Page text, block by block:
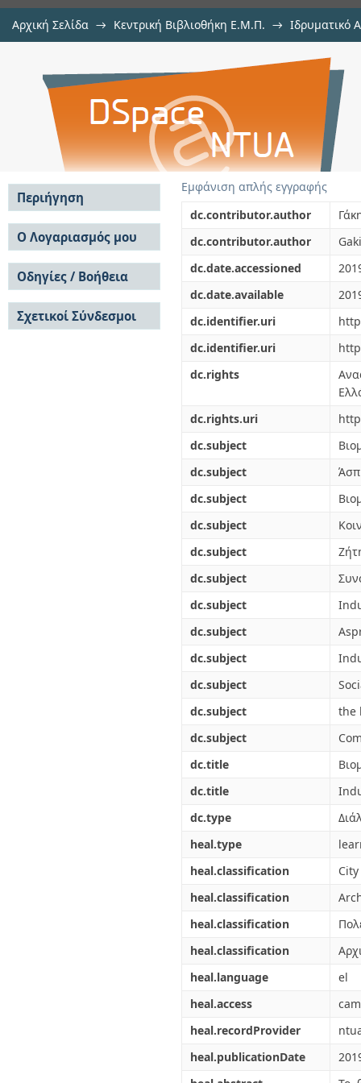
Αρχική Σελίδα → Κεντρική Βιβλιοθήκη Ε.Μ.Π. → Ιδρυματικό
Βιομηχανικοί οικισμοί: η
Εμφάνιση απλής εγγραφής
dc.contributor.author
dc.contributor.author
dc.date.accessioned
dc.date.available
dc.identifier.uri
dc.identifier.uri
dc.rights
dc.rights.uri
dc.subject
dc.subject
dc.subject
dc.subject
dc.subject
dc.subject
dc.subject
dc.subject
dc.subject
dc.subject
dc.subject
the
dc.subject
dc.title
dc.title
dc.type
heal.type
heal.classification
heal.classification
heal.classification
heal.classification
heal.language
el
heal.access
heal.recordProvider
heal.publicationDate
Περιήγηση
Σε όλο το DSpace
Κοινότητες & Συλλογές
Ανά Ημερομηνία
Έκδοσης
Συγγραφείς
Τίτλοι
Θέματα
Ο Λογαριασμός μου
Σύνδεση
Εγγραφή
Οδηγίες / Βοήθεια
Οδηγίες Υποβολής
Οδηγίες Χρήσης ΙΑ
Συχνές Ερωτήσεις
Σχετικοί Σύνδεσμοι